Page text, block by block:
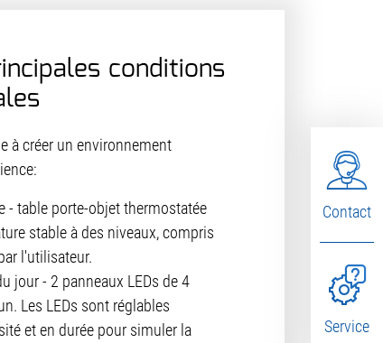
conditions
à créer un environnement
- table porte-objet thermostatée
stable à des niveaux, compris
l'utilisateur.
jour - 2 panneaux LEDs de 4
Les LEDs sont réglables
et en durée pour simuler la
Contact
Service